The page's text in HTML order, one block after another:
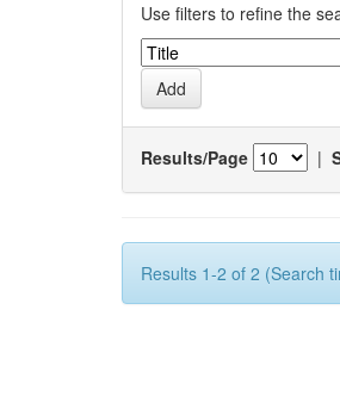
Use filters to refine the
Results/Page |
Results 1-2 of 2 (Search